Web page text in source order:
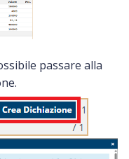
passare alla